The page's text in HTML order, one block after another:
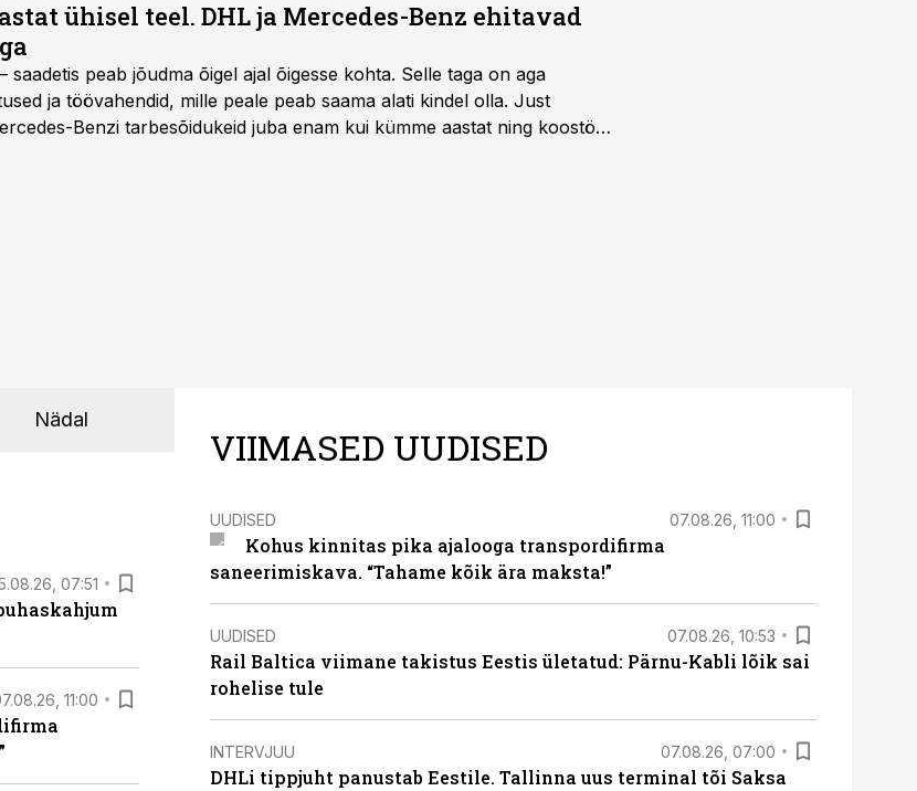
ühisel teel. DHL ja Mercedes-Benz ehitavad
saadetis peab jõudma õigel ajal õigesse kohta. Selle taga on aga
ja töövahendid, mille peale peab saama alati kindel olla. Just
Benzi tarbesõidukeid juba enam kui kümme aastat ning koostöö
Nädal
07:51
11:00
VIIMASED UUDISED
UUDISED 07.08.26, 11:00
Kohus kinnitas pika ajalooga transpordifirma
saneerimiskava. “Tahame kõik ära maksta!”
UUDISED 07.08.26, 10:53
Rail Baltica viimane takistus Eestis ületatud: Pärnu-Kabli lõik sai
rohelise tule
INTERVJUU 07.08.26, 07:00
DHLi tippjuht panustab Eestile. Tallinna uus terminal tõi Saksa